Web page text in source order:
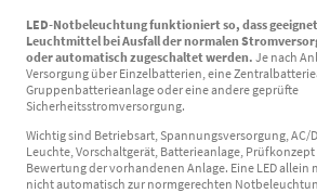
LED-Notbeleuchtung funktioniert so, dass
Leuchtmittel bei Ausfall der normalen
oder automatisch zugeschaltet werden. Je nach
Versorgung über Einzelbatterien, eine
Gruppenbatterieanlage oder eine andere geprüfte
Sicherheitsstromversorgung.
Wichtig sind Betriebsart, Spannungsversorgung, AC/
Leuchte, Vorschaltgerät, Batterieanlage,
Bewertung der vorhandenen Anlage. Eine LED allein
nicht automatisch zur normgerechten